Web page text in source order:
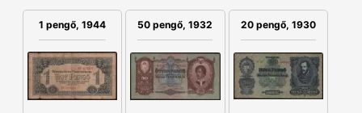
1 pengő, 1944 50 pengő, 1932 20 pengő, 1930